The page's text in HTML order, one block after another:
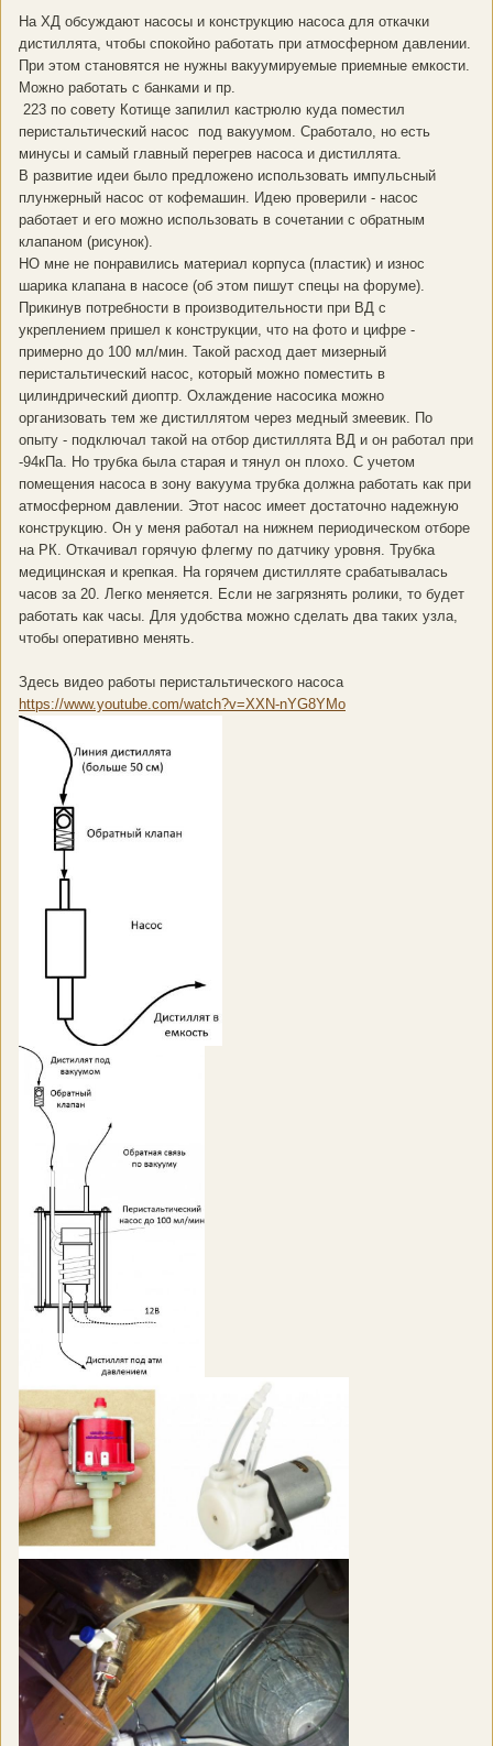
На ХД обсуждают насосы и конструкцию насоса для откачки
дистиллята, чтобы спокойно работать при атмосферном давлении.
При этом становятся не нужны вакуумируемые приемные емкости.
Можно работать с банками и пр.
223 по совету Котище запилил кастрюлю куда поместил
перистальтический насос под вакуумом. Сработало, но есть
минусы и самый главный перегрев насоса и дистиллята.
В развитие идеи было предложено использовать импульсный
плунжерный насос от кофемашин. Идею проверили - насос
работает и его можно использовать в сочетании с обратным
клапаном (рисунок).
НО мне не понравились материал корпуса (пластик) и износ
шарика клапана в насосе (об этом пишут спецы на форуме).
Прикинув потребности в производительности при ВД с
укреплением пришел к конструкции, что на фото и цифре -
примерно до 100 мл/мин. Такой расход дает мизерный
перистальтический насос, который можно поместить в
цилиндрический диоптр. Охлаждение насосика можно
организовать тем же дистиллятом через медный змеевик. По
опыту - подключал такой на отбор дистиллята ВД и он работал при
-94кПа. Но трубка была старая и тянул он плохо. С учетом
помещения насоса в зону вакуума трубка должна работать как при
атмосферном давлении. Этот насос имеет достаточно надежную
конструкцию. Он у меня работал на нижнем периодическом отборе
на РК. Откачивал горячую флегму по датчику уровня. Трубка
медицинская и крепкая. На горячем дистилляте срабатывалась
часов за 20. Легко меняется. Если не загрязнять ролики, то будет
работать как часы. Для удобства можно сделать два таких узла,
чтобы оперативно менять.
Здесь видео работы перистальтического насоса
https://www.youtube.com/watch?v=XXN-nYG8YMo